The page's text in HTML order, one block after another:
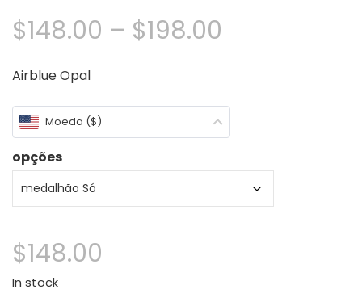
$148.00 – $198.00
preço:
$148.00
através
$198.00
Airblue Opal
Moeda ($)
opções
$148.00
In stock